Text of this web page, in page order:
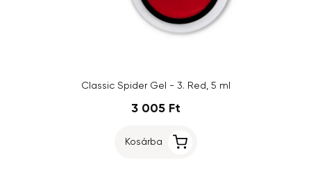
Classic Spider Gel - 3. Red, 5 ml
3 005 Ft
Kosárba